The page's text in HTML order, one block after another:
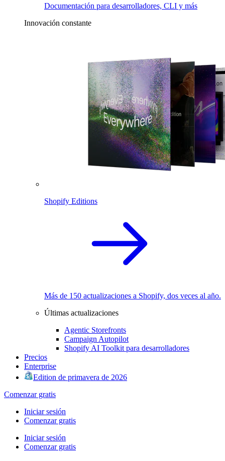
Documentación para desarrolladores, CLI y más
Innovación constante
Shopify Editions
Más de 150 actualizaciones a Shopify, dos veces al año.
Últimas actualizaciones
Agentic Storefronts
Campaign Autopilot
Shopify AI Toolkit para desarrolladores
Precios
Enterprise
Edition de primavera de 2026
Comenzar gratis
Iniciar sesión
Comenzar gratis
Iniciar sesión
Comenzar gratis